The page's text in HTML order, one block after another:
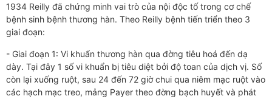
1934 Reilly đã chứng minh vai trò của nội độc tố trong cơ chế
bệnh sinh bệnh thương hàn. Theo Reilly bệnh tiến triển theo 3
giai đoạn:
- Giai đoạn 1: Vi khuẩn th­ương hàn qua đ­­ờng tiêu hoá đến dạ
dày. Tại đây 1 số vi khuẩn bị tiêu diệt bởi độ toan của dịch vị. Số
còn lại xuống ruột, sau 24 đến 72 giờ chui qua niêm mạc ruột vào
các hạch mạc treo, mảng Payer theo đ­­ờng bạch huyết và phát